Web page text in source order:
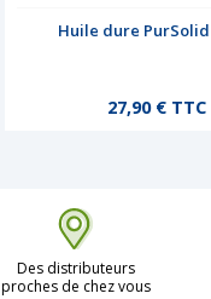
Huile dure PurSolid
Prix
27,90 € TTC
Des distributeurs
proches de chez vous